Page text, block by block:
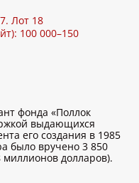
Лот 18
100 000–150
фонда «Поллок
выдающихся
его создания в 1985
было вручено 3 850
долларов).